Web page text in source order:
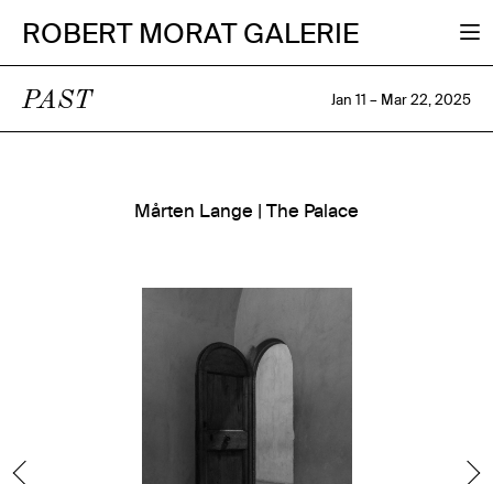
ROBERT MORAT GALERIE
PAST Jan 11 – Mar 22, 2025
Mårten Lange | The Palace